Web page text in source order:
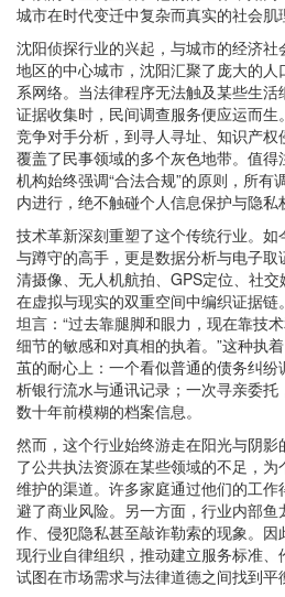
城市在时代变迁中复杂而真实的社会肌
沈阳侦探行业的兴起，与城市的经济
地区的中心城市，沈阳汇聚了庞大的
系网络。当法律程序无法触及某些生
证据收集时，民间调查服务便应运而
竞争对手分析，到寻人寻址、知识产
覆盖了民事领域的多个灰色地带。值
机构始终强调“合法合规”的原则，所有
内进行，绝不触碰个人信息保护与隐私
技术革新深刻重塑了这个传统行业。
与蹲守的高手，更是数据分析与电子
清摄像、无人机航拍、GPS定位、社交
在虚拟与现实的双重空间中编织证据
坦言：“过去靠腿脚和眼力，现在靠
细节的敏感和对真相的执着。”这种执
茧的耐心上：一个看似普通的债务纠
析银行流水与通讯记录；一次寻亲委
数十年前模糊的档案信息。
然而，这个行业始终游走在阳光与阴
了公共执法资源在某些领域的不足，
维护的渠道。许多家庭通过他们的工
避了商业风险。另一方面，行业内部
作、侵犯隐私甚至敲诈勒索的现象。
现行业自律组织，推动建立服务标准、
试图在市场需求与法律道德之间找到平